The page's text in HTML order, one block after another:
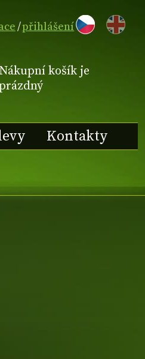
EN
Nákupní košík je
Kontakty
/přihlášení